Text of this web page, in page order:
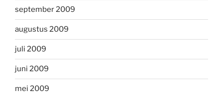
september 2009
augustus 2009
juli 2009
juni 2009
mei 2009